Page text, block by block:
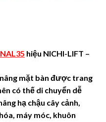
hiệu NICHI-LIFT –
mặt bàn được trang
có thế di chuyển dễ
hạ chậu cây cảnh,
máy móc, khuôn